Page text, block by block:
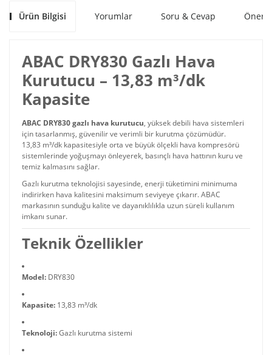
Ürün Bilgisi Yorumlar Soru & Cevap
ABAC DRY830 Gazlı Hava
Kurutucu – 13,83 m³/dk
Kapasite
ABAC DRY830 gazlı hava kurutucu, yüksek debili hava sistemleri
için tasarlanmış, güvenilir ve verimli bir kurutma çözümüdür.
13,83 m³/dk kapasitesiyle orta ve büyük ölçekli hava kompresörü
sistemlerinde yoğuşmayı önleyerek, basınçlı hava hattının kuru ve
temiz kalmasını sağlar.
Gazlı kurutma teknolojisi sayesinde, enerji tüketimini minimuma
indirirken hava kalitesini maksimum seviyeye çıkarır. ABAC
markasının sunduğu kalite ve dayanıklılıkla uzun süreli kullanım
imkanı sunar.
Teknik Özellikler
Model: DRY830
Kapasite: 13,83 m³/dk
Teknoloji:Gazlı kurutma sistemi